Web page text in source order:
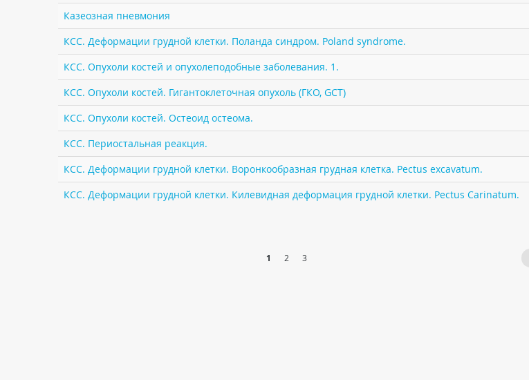
Казеозная пневмония
КСС. Деформации грудной клетки. Поланда синдром. Poland syndrome.
КСС. Опухоли костей и опухолеподобные заболевания. 1.
КСС. Опухоли костей. Гигантоклеточная опухоль (ГКО, GCT)
КСС. Опухоли костей. Остеоид остеома.
КСС. Периостальная реакция.
КСС. Деформации грудной клетки. Воронкообразная грудная клетка. Pectus excavatum.
КСС. Деформации грудной клетки. Килевидная деформация грудной клетки. Pectus Carinatum.
1 2 3